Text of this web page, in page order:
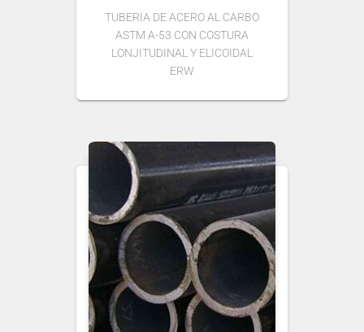
TUBERIA DE ACERO AL CARBO
ASTM A-53 CON COSTURA
LONJITUDINAL Y ELICOIDAL
ERW